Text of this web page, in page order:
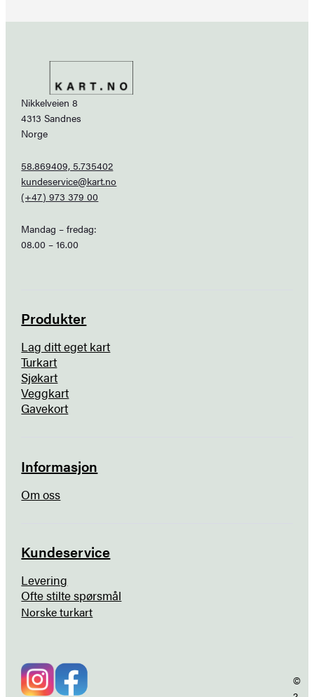
Nikkelveien 8
4313 Sandnes
Norge
58.869409, 5.735402
kundeservice@kart.no
(+47) 973 379 00
Mandag – fredag:
08.00 – 16.00
Produkter
Lag ditt eget kart
Turkart
Sjøkart
Veggkart
Gavekort
Informasjon
Om oss
Kundeservice
Levering
Ofte stilte spørsmål
Norske turkart
©